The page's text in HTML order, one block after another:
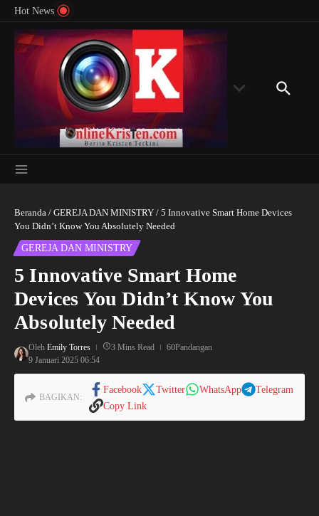
Lewati ke konten
Hot News
Beranda / GEREJA DAN MINISTRY / 5 Innovative Smart Home Devices
You Didn’t Know You Absolutely Needed
GEREJA DAN MINISTRY
5 Innovative Smart Home
Devices You Didn’t Know You
Absolutely Needed
Oleh Emily Torres 3 Mins Read
60Pandangan
9 Januari 2025 06:54
BAGIKAN:
Facebook Twitter WhatsApp
Telegram
Copy Link